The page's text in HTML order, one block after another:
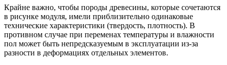
Крайне важно, чтобы породы древесины, которые сочетаются
в рисунке модуля, имели приблизительно одинаковые
технические характеристики (твердость, плотность). В
противном случае при переменах температуры и влажности
пол может быть непредсказуемым в эксплуатации из-за
разности в деформациях отдельных элементов.